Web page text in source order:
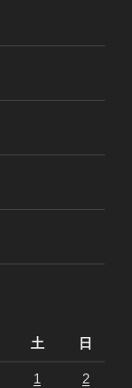
土 日
1 2